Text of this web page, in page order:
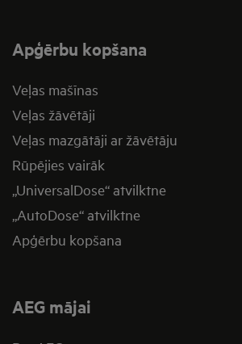
Apģērbu kopšana
Veļas mašīnas
Veļas žāvētāji
Veļas mazgātāji ar žāvētāju
Rūpējies vairāk
„UniversalDose“ atvilktne
„AutoDose“ atvilktne
Apģērbu kopšana
AEG mājai